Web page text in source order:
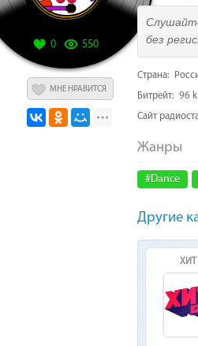
0 550
МНЕ НРАВИТСЯ
без
Страна:
Битрейт: 96
Cайт
#Dance
Другие
ХИТ